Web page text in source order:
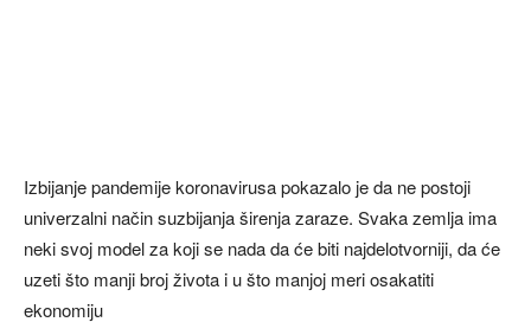
Izbijanje pandemije koronavirusa pokazalo je da ne postoji
univerzalni način suzbijanja širenja zaraze. Svaka zemlja ima
neki svoj model za koji se nada da će biti najdelotvorniji, da će
uzeti što manji broj života i u što manjoj meri osakatiti
ekonomiju